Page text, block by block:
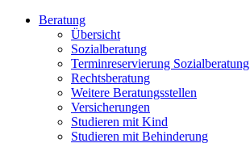
Beratung
Übersicht
Sozialberatung
Terminreservierung Sozialberatung
Rechtsberatung
Weitere Beratungsstellen
Versicherungen
Studieren mit Kind
Studieren mit Behinderung